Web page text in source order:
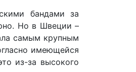
бандами за
Но в Швеции –
самым крупным
имеющейся
из-за высокого